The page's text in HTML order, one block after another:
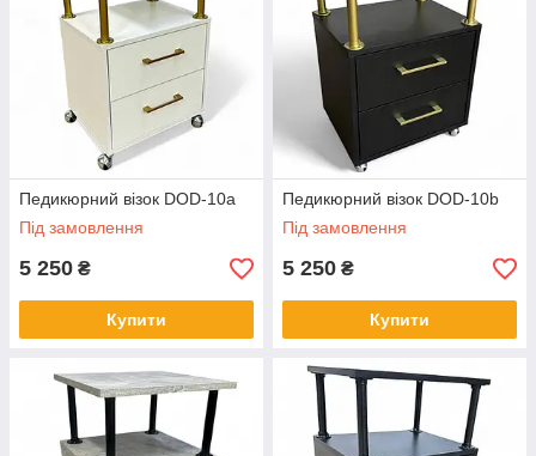
Педикюрний візок DOD-10а
Під замовлення
5 250 ₴
Купити
Педикюрний візок DOD-10b
Під замовлення
5 250 ₴
Купити